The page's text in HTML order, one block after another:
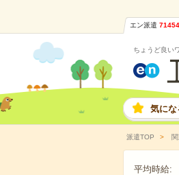
エン派遣 71454
ちょうど良い
気にな
派遣TOP
平均時給: